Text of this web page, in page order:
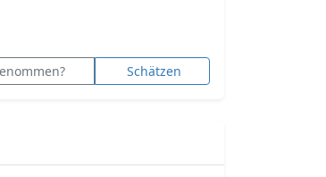
Schätzen